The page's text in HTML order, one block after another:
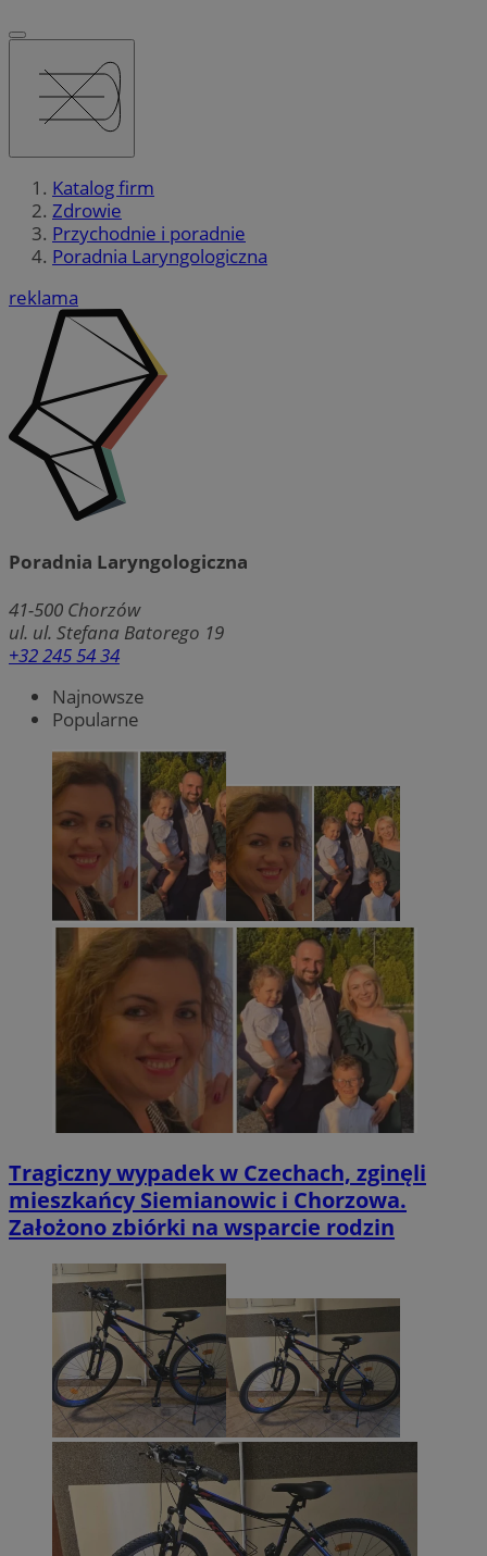
Katalog firm
Zdrowie
Przychodnie i poradnie
Poradnia Laryngologiczna
reklama
Poradnia Laryngologiczna
41-500 Chorzów
ul. ul. Stefana Batorego 19
+32 245 54 34
Najnowsze
Popularne
Tragiczny wypadek w Czechach, zginęli
mieszkańcy Siemianowic i Chorzowa.
Założono zbiórki na wsparcie rodzin